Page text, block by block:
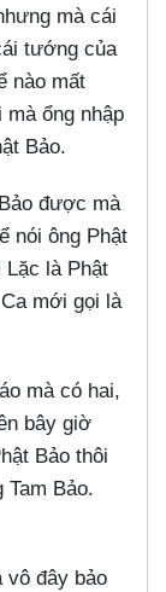
mà cái
tướng của
nào mất
ổng nhập
Bảo.
được mà
nói ông Phật
Lặc là Phật
mới gọi là
mà có hai,
bây giờ
Bảo thôi
Bảo.
vô đây bảo